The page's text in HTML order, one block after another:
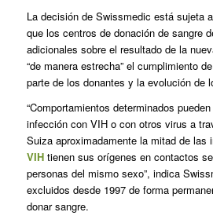
La decisión de Swissmedic está sujeta
que los centros de donación de sangre
adicionales sobre el resultado de la
“de manera estrecha” el cumplimiento
parte de los donantes y la evolución de
“Comportamientos determinados
infección con VIH o con otros virus a
Suiza aproximadamente la mitad de las
VIHtienen sus orígenes en contactos
personas del mismo sexo”, indica
excluidos desde 1997 de forma
donar sangre.